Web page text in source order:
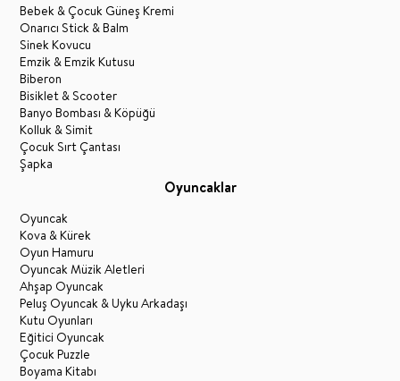
Bebek & Çocuk Güneş Kremi
Onarıcı Stick & Balm
Sinek Kovucu
Emzik & Emzik Kutusu
Biberon
Bisiklet & Scooter
Banyo Bombası & Köpüğü
Kolluk & Simit
Çocuk Sırt Çantası
Şapka
Oyuncaklar
Oyuncak
Kova & Kürek
Oyun Hamuru
Oyuncak Müzik Aletleri
Ahşap Oyuncak
Peluş Oyuncak & Uyku Arkadaşı
Kutu Oyunları
Eğitici Oyuncak
Çocuk Puzzle
Boyama Kitabı